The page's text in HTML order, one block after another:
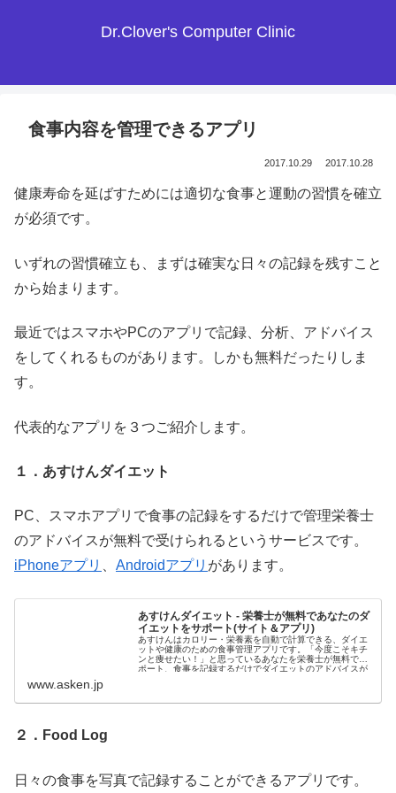
Dr.Clover's Computer Clinic
食事内容を管理できるアプリ
2017.10.29 2017.10.28
健康寿命を延ばすためには適切な食事と運動の習慣を確立
が必須です。
いずれの習慣確立も、まずは確実な日々の記録を残すこと
から始まります。
最近ではスマホやPCのアプリで記録、分析、アドバイス
をしてくれるものがあります。しかも無料だったりしま
す。
代表的なアプリを３つご紹介します。
１．あすけんダイエット
PC、スマホアプリで食事の記録をするだけで管理栄養士
のアドバイスが無料で受けられるというサービスです。
iPhoneアプリ
Androidアプリ があります。
あすけんダイエット - 栄養士が無料であなたのダ
イエットをサポート(サイト＆アプリ)
あすけんはカロリー・栄養素を自動で計算できる、ダイエ
ットや健康のための食事管理アプリです。「今度こそキチ
ンと痩せたい！」と思っているあなたを栄養士が無料でサ
ポート、食事を記録するだけでダイエットのアドバイスが
www.asken.jp
２．Food Log
日々の食事を写真で記録することができるアプリです。